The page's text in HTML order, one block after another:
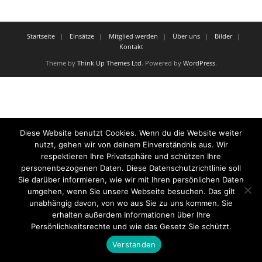
Startseite Einsätze Mitglied werden Über uns
Bilder
Kontakt
Theme by Think Up Themes Ltd. Powered by WordPress.
Diese Website benutzt Cookies. Wenn du die Website weiter
nutzt, gehen wir von deinem Einverständnis aus. Wir
respektieren Ihre Privatsphäre und schützen Ihre
personenbezogenen Daten. Diese Datenschutzrichtlinie soll
Sie darüber informieren, wie wir mit Ihren persönlichen Daten
umgehen, wenn Sie unsere Webseite besuchen. Das gilt
unabhängig davon, von wo aus Sie zu uns kommen. Sie
erhalten außerdem Informationen über Ihre
Persönlichkeitsrechte und wie das Gesetz Sie schützt.
Verstanden